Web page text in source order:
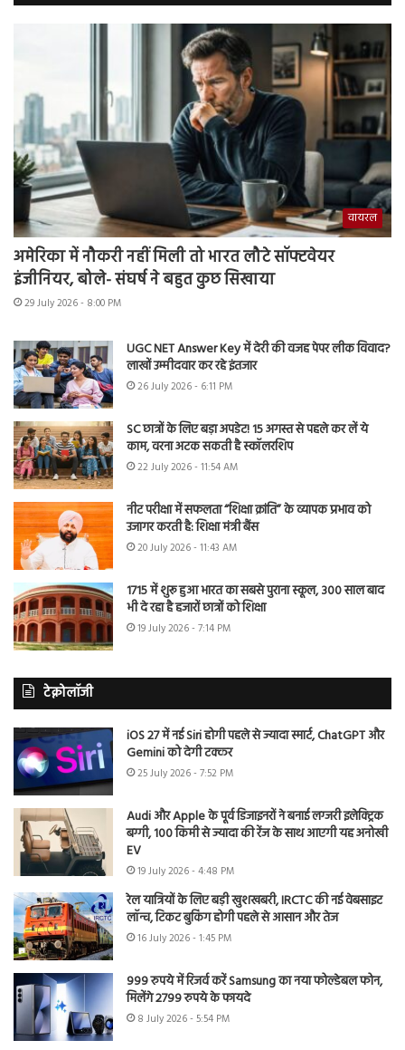
वायरल
अमेरिका में नौकरी नहीं मिली तो भारत लौटे सॉफ्टवेयर
इंजीनियर, बोले- संघर्ष ने बहुत कुछ सिखाया
29 July 2026 - 8:00 PM
UGC NET Answer Key में देरी की वजह पेपर लीक विवाद?
लाखों उम्मीदवार कर रहे इंतजार
26 July 2026 - 6:11 PM
SC छात्रों के लिए बड़ा अपडेट! 15 अगस्त से पहले कर लें ये
काम, वरना अटक सकती है स्कॉलरशिप
22 July 2026 - 11:54 AM
नीट परीक्षा में सफलता “शिक्षा क्रांति” के व्यापक प्रभाव को
उजागर करती है: शिक्षा मंत्री बैंस
20 July 2026 - 11:43 AM
1715 में शुरू हुआ भारत का सबसे पुराना स्कूल, 300 साल बाद
भी दे रहा है हजारों छात्रों को शिक्षा
19 July 2026 - 7:14 PM
टेक्नोलॉजी
iOS 27 में नई Siri होगी पहले से ज्यादा स्मार्ट, ChatGPT और
Gemini को देगी टक्कर
25 July 2026 - 7:52 PM
Audi और Apple के पूर्व डिजाइनरों ने बनाई लग्जरी इलेक्ट्रिक
बग्गी, 100 किमी से ज्यादा की रेंज के साथ आएगी यह अनोखी
EV
19 July 2026 - 4:48 PM
रेल यात्रियों के लिए बड़ी खुशखबरी, IRCTC की नई वेबसाइट
लॉन्च, टिकट बुकिंग होगी पहले से आसान और तेज
16 July 2026 - 1:45 PM
999 रुपये में रिजर्व करें Samsung का नया फोल्डेबल फोन,
मिलेंगे 2799 रुपये के फायदे
8 July 2026 - 5:54 PM